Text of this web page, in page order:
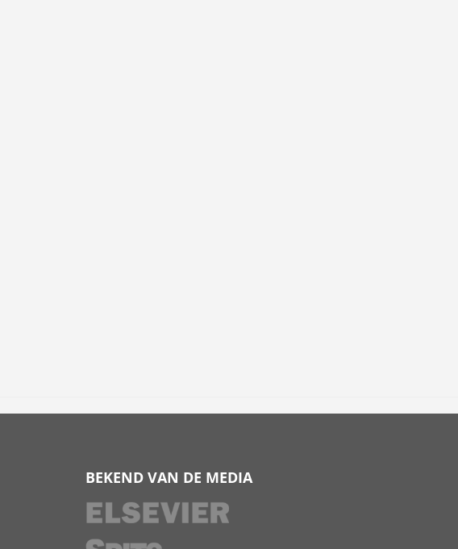
BEKEND VAN DE MEDIA